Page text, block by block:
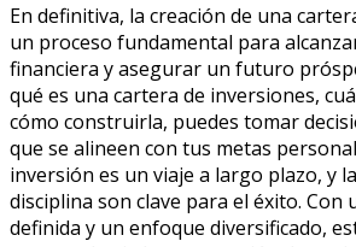
En definitiva, la creación de una
un proceso fundamental para
financiera y asegurar un futuro
qué es una cartera de inversiones,
cómo construirla, puedes tomar
que se alineen con tus metas
inversión es un viaje a largo plazo, y
disciplina son clave para el éxito. Con
definida y un enfoque diversificado,